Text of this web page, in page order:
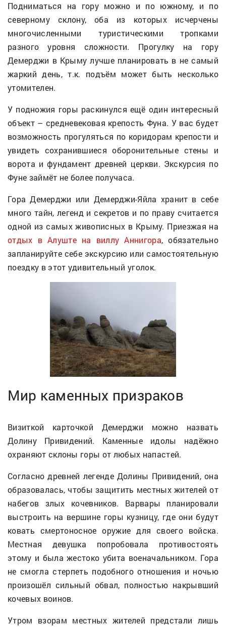
Подниматься на гору можно и по южному, и по
северному склону, оба из которых исчерчены
многочисленными туристическими тропками
разного уровня сложности. Прогулку на гору
Демерджи в Крыму лучше планировать в не самый
жаркий день, т.к. подъём может быть несколько
утомителен.
У подножия горы раскинулся ещё один интересный
объект – средневековая крепость Фуна. У вас будет
возможность прогуляться по коридорам крепости и
увидеть сохранившиеся оборонительные стены и
ворота и фундамент древней церкви. Экскурсия по
Фуне займёт не более получаса.
Гора Демерджи или Демерджи-Яйла хранит в себе
много тайн, легенд и секретов и по праву считается
одной из самых живописных в Крыму. Приезжая на
отдых в Алуште на виллу Аннигора, обязательно
запланируйте себе экскурсию или самостоятельную
поездку в этот удивительный уголок.
Мир каменных призраков
Визиткой карточкой Демерджи можно назвать
Долину Привидений. Каменные идолы надёжно
охраняют склоны горы от любых напастей.
Согласно древней легенде Долины Привидений, она
образовалась, чтобы защитить местных жителей от
набегов злых кочевников. Варвары планировали
выстроить на вершине горы кузницу, где они будут
ковать смертоносное оружие для своего войска.
Местная девушка попробовала противостоять
этому и была жестоко убита военачальником. Гора
не смогла стерпеть подобного отношения и ночью
произошёл сильный обвал, полностью накрывший
кочевых воинов.
Утром взорам местных жителей предстали лишь